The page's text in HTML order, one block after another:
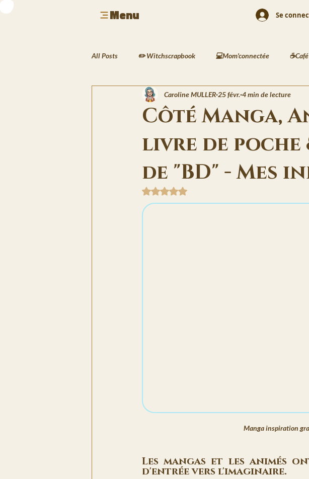
Menu Se
All Posts ✏️ Witchscrapbook 💻Mom'connectée
🎮 Geek & Gaming 🎶 Musique & Playlists 🎨
🖌️ Activités Enfants 📘 Écriture
🖋️ Les Écrits de Silas 🌱 Le Carnet des Jardins de Kaia
🌍Les Traversées de Lyra
Côté Manga,
livre de
de "BD" - Mes
Caroline MULLER 25 févr. 4 min de lecture
Noté NaN étoiles sur 5.
Manga inspiration
Les mangas et les animés
d'entrée vers l'imaginaire.